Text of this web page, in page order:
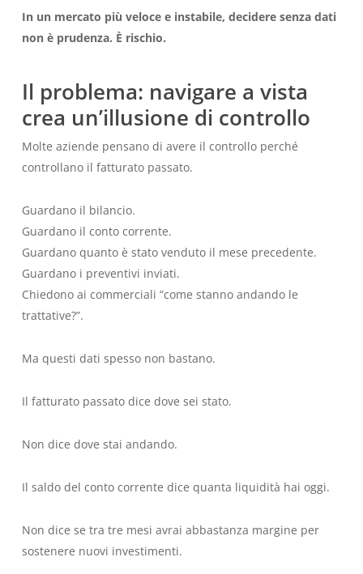
In un mercato più veloce e instabile, decidere senza dati
non è prudenza. È rischio.
Il problema: navigare a vista
crea un’illusione di controllo
Molte aziende pensano di avere il controllo perché
controllano il fatturato passato.
Guardano il bilancio.
Guardano il conto corrente.
Guardano quanto è stato venduto il mese precedente.
Guardano i preventivi inviati.
Chiedono ai commerciali “come stanno andando le
trattative?”.
Ma questi dati spesso non bastano.
Il fatturato passato dice dove sei stato.
Non dice dove stai andando.
Il saldo del conto corrente dice quanta liquidità hai oggi.
Non dice se tra tre mesi avrai abbastanza margine per
sostenere nuovi investimenti.